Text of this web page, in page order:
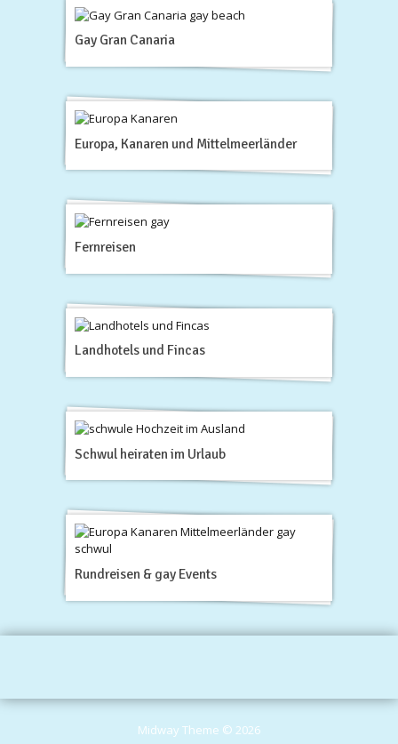
Gay Gran Canaria
Europa, Kanaren und Mittelmeerländer
Fernreisen
Landhotels und Fincas
Schwul heiraten im Urlaub
Rundreisen & gay Events
Midway Theme © 2026